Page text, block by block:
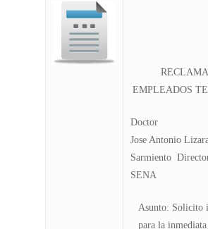
EMPLEADOS
Doctor
Jose Antonio
Sarmiento
SENA
Asunto: Solicito
para la